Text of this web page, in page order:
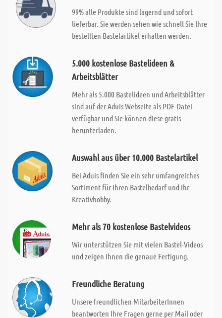
99% alle Produkte sind lagernd und sofort
lieferbar. Sie werden sehen wie schnell Sie Ihre
bestellten Bastelartikel erhalten werden.
5.000 kostenlose Bastelideen &
Arbeitsblätter
Mehr als 5.000 Bastelideen und Arbeitsblätter
sind auf der Aduis Webseite als PDF-Datei
verfügbar und Sie können diese gratis
herunterladen.
Auswahl aus über 10.000 Bastelartikel
Bei Aduis finden Sie ein sehr umfangreiches
Sortiment für Ihren Bastelbedarf und Ihr
Kreativhobby.
Mehr als 70 kostenlose Bastelvideos
Wir unterstützen Sie mit vielen Bastel-Videos
und zeigen Ihnen die genaue Fertigung.
Freundliche Beratung
Unsere freundlichen MitarbeiterInnen
beantworten Ihre Fragen gerne per Mail oder